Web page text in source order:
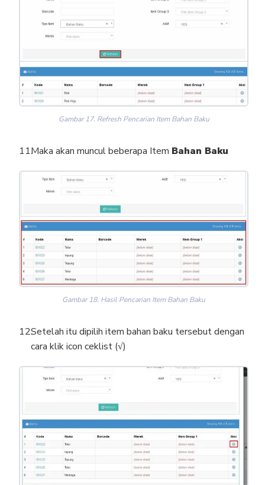
Gambar 17. Refresh Pencarian Item Bahan Baku
Maka akan muncul beberapa Item Bahan Baku
Gambar 18. Hasil Pencarian Item Bahan Baku
Setelah itu dipilih item bahan baku tersebut dengan
cara klik icon ceklist (√)